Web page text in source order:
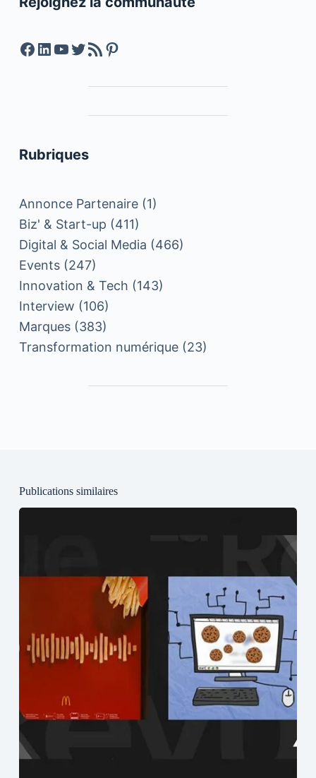
Facebook
LinkedIn
YouTube
Twitter
Feed RSSPinterest
Rubriques
Annonce Partenaire(1)
Biz' & Start-up (411)
Digital & Social Media (466)
Events(247)
Innovation & Tech (143)
Interview (106)
Marques(383)
Transformation numérique(23)
Publications similaires